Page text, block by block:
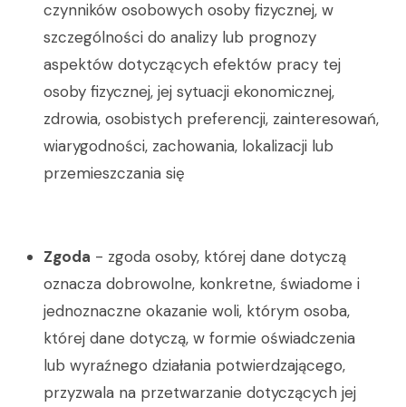
czynników osobowych osoby fizycznej, w
szczególności do analizy lub prognozy
aspektów dotyczących efektów pracy tej
osoby fizycznej, jej sytuacji ekonomicznej,
zdrowia, osobistych preferencji, zainteresowań,
wiarygodności, zachowania, lokalizacji lub
przemieszczania się
Zgoda - zgoda osoby, której dane dotyczą
oznacza dobrowolne, konkretne, świadome i
jednoznaczne okazanie woli, którym osoba,
której dane dotyczą, w formie oświadczenia
lub wyraźnego działania potwierdzającego,
przyzwala na przetwarzanie dotyczących jej